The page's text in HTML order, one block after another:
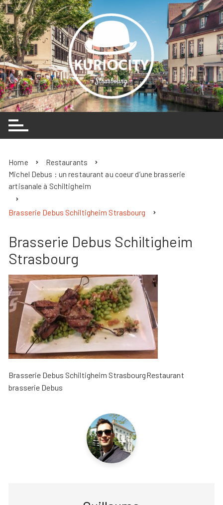
Skip
to
content
Home
Restaurants
Michel Debus : un restaurant au coeur d’une brasserie
artisanale à Schiltigheim
Brasserie Debus Schiltigheim Strasbourg
Brasserie Debus Schiltigheim
Strasbourg
Brasserie Debus Schiltigheim StrasbourgRestaurant
brasserie Debus